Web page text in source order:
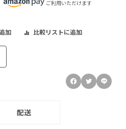
ご利用いただけます
加 比較リストに追加
配送